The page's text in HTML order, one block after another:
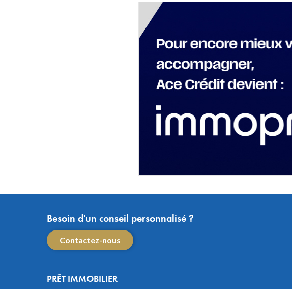
Besoin d'un conseil personnalisé ?
Contactez-nous
PRÊT IMMOBILIER